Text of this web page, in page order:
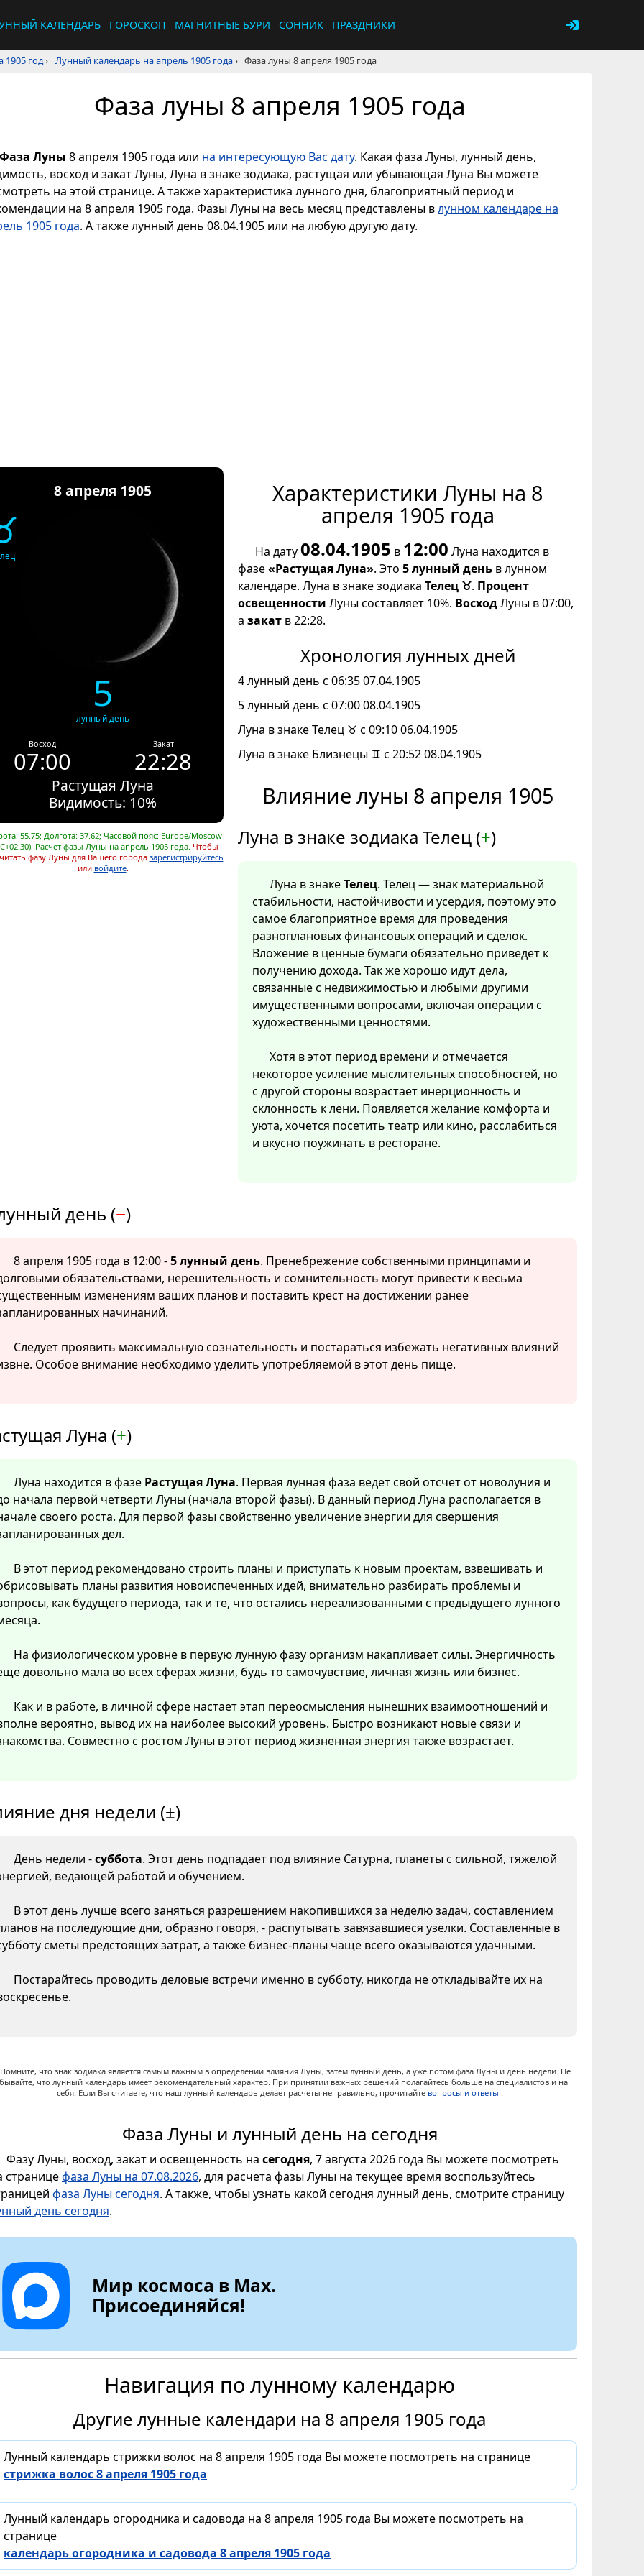
КАЛЕНДАРЬ ГОРОСКОП МАГНИТНЫЕ БУРИ СОННИК ПРАЗДНИКИ
1905 год› Лунный календарь на апрель 1905 года› Фаза луны 8 апреля 1905 года
Фаза луны 8 апреля 1905 года
Фаза Луны 8 апреля 1905 года или на интересующую Вас дату. Какая фаза Луны, лунный день,
восход и закат Луны, Луна в знаке зодиака, растущая или убывающая Луна Вы можете
на этой странице. А также характеристика лунного дня, благоприятный период и
на 8 апреля 1905 года. Фазы Луны на весь месяц представлены влунном календаре на
1905 года. А также лунный день 08.04.1905 или на любую другую дату.
8 апреля 1905
5
лунный день
Восход
07:00
Закат
22:28
Растущая Луна
Видимость: 10%
55.75; Долгота: 37.62; Часовой пояс: Europe/Moscow
Расчет фазы Луны на апрель 1905 года. Чтобы
фазу Луны для Вашего города зарегистрируйтесь
или войдите.
Характеристики Луны на 8
апреля 1905 года
На дату08.04.1905 в 12:00 Луна находится в
фазе«Растущая Луна». Это 5 лунный день в лунном
календаре. Луна в знаке зодиака Телец ♉. Процент
освещенности Луны составляет 10%. ВосходЛуны в 07:00,
а закат в 22:28.
Хронология лунных дней
4 лунный день с 06:35 07.04.1905
5 лунный день с 07:00 08.04.1905
Луна в знаке Телец ♉ с 09:10 06.04.1905
Луна в знаке Близнецы ♊ с 20:52 08.04.1905
Влияние луны 8 апреля 1905
Луна в знаке зодиака Телец (+)
Луна в знакеТелец. Телец — знак материальной
стабильности, настойчивости и усердия, поэтому это
самое благоприятное время для проведения
разноплановых финансовых операций и сделок.
Вложение в ценные бумаги обязательно приведет к
получению дохода. Так же хорошо идут дела,
связанные с недвижимостью и любыми другими
имущественными вопросами, включая операции с
художественными ценностями.
Хотя в этот период времени и отмечается
некоторое усиление мыслительных способностей, но
с другой стороны возрастает инерционность и
склонность к лени. Появляется желание комфорта и
уюта, хочется посетить театр или кино, расслабиться
и вкусно поужинать в ресторане.
день (−)
8 апреля 1905 года в 12:00 -5 лунный день. Пренебрежение собственными принципами и
обязательствами, нерешительность и сомнительность могут привести к весьма
изменениям ваших планов и поставить крест на достижении ранее
начинаний.
Следует проявить максимальную сознательность и постараться избежать негативных влияний
Особое внимание необходимо уделить употребляемой в этот день пище.
Луна (+)
Луна находится в фазе Растущая Луна. Первая лунная фаза ведет свой отсчет от новолуния и
начала первой четверти Луны (начала второй фазы). В данный период Луна располагается в
своего роста. Для первой фазы свойственно увеличение энергии для свершения
дел.
В этот период рекомендовано строить планы и приступать к новым проектам, взвешивать и
планы развития новоиспеченных идей, внимательно разбирать проблемы и
как будущего периода, так и те, что остались нереализованными с предыдущего лунного
На физиологическом уровне в первую лунную фазу организм накапливает силы. Энергичность
довольно мала во всех сферах жизни, будь то самочувствие, личная жизнь или бизнес.
Как и в работе, в личной сфере настает этап переосмысления нынешних взаимоотношений и
вероятно, вывод их на наиболее высокий уровень. Быстро возникают новые связи и
Совместно с ростом Луны в этот период жизненная энергия также возрастает.
дня недели (±)
День недели -суббота. Этот день подпадает под влияние Сатурна, планеты с сильной, тяжелой
ведающей работой и обучением.
В этот день лучше всего заняться разрешением накопившихся за неделю задач, составлением
на последующие дни, образно говоря, - распутывать завязавшиеся узелки. Составленные в
сметы предстоящих затрат, а также бизнес-планы чаще всего оказываются удачными.
Постарайтесь проводить деловые встречи именно в субботу, никогда не откладывайте их на
Помните, что знак зодиака является самым важным в определении влияния Луны, затем лунный день, а уже потом фаза Луны и день недели. Не
что лунный календарь имеет рекомендательный характер. При принятии важных решений полагайтесь больше на специалистов и на
себя. Если Вы считаете, что наш лунный календарь делает расчеты неправильно, прочитайте вопросы и ответы .
Фаза Луны и лунный день на сегодня
Фазу Луны, восход, закат и освещенность на сегодня, 7 августа 2026 года Вы можете посмотреть
страницефаза Луны на 07.08.2026, для расчета фазы Луны на текущее время воспользуйтесь
фаза Луны сегодня. А также, чтобы узнать какой сегодня лунный день, смотрите страницу
день сегодня.
Мир космоса в Max.
Присоединяйся!
Навигация по лунному календарю
Другие лунные календари на 8 апреля 1905 года
Лунный календарь стрижки волос на 8 апреля 1905 года Вы можете посмотреть на странице
стрижка волос 8 апреля 1905 года
Лунный календарь огородника и садовода на 8 апреля 1905 года Вы можете посмотреть на
странице
календарь огородника и садовода 8 апреля 1905 года